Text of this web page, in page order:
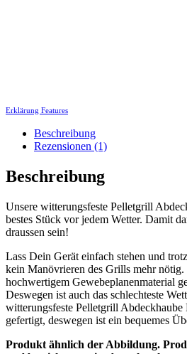
Erklärung Features
Beschreibung
Rezensionen (1)
Beschreibung
Unsere witterungsfeste Pelletgrill
bestes Stück vor jedem Wetter. Damit
draussen sein!
Lass Dein Gerät einfach stehen und
kein Manövrieren des Grills mehr
hochwertigem Gewebeplanenmaterial
Deswegen ist auch das schlechteste
witterungsfeste Pelletgrill Abdeckhaube
gefertigt, deswegen ist ein bequemes
Produkt ähnlich der Abbildung.